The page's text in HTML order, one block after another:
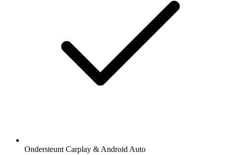
Ondersteunt Carplay & Android Auto